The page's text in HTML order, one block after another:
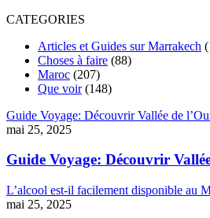
CATEGORIES
Articles et Guides sur Marrakech
Choses à faire (88)
Maroc (207)
Que voir(148)
Guide Voyage: Découvrir Vallée de
mai 25, 2025
Guide Voyage: Découvrir
L’alcool est-il facilement disponible au
mai 25, 2025